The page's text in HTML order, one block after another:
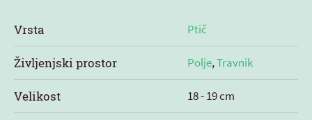
Vrsta Ptič
Življenjski prostor Polje,Travnik
Velikost 18 - 19 cm